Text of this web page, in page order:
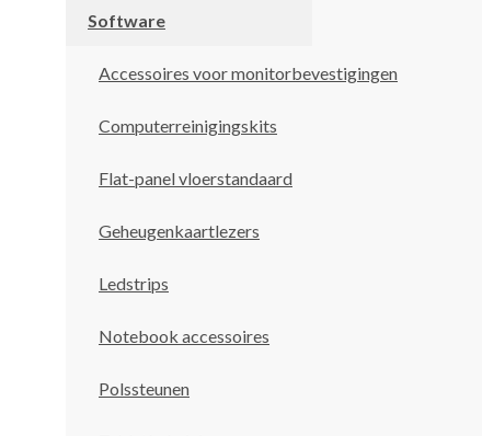
Software
Accessoires voor monitorbevestigingen
Computerreinigingskits
Flat-panel vloerstandaard
Geheugenkaartlezers
Ledstrips
Notebook accessoires
Polssteunen